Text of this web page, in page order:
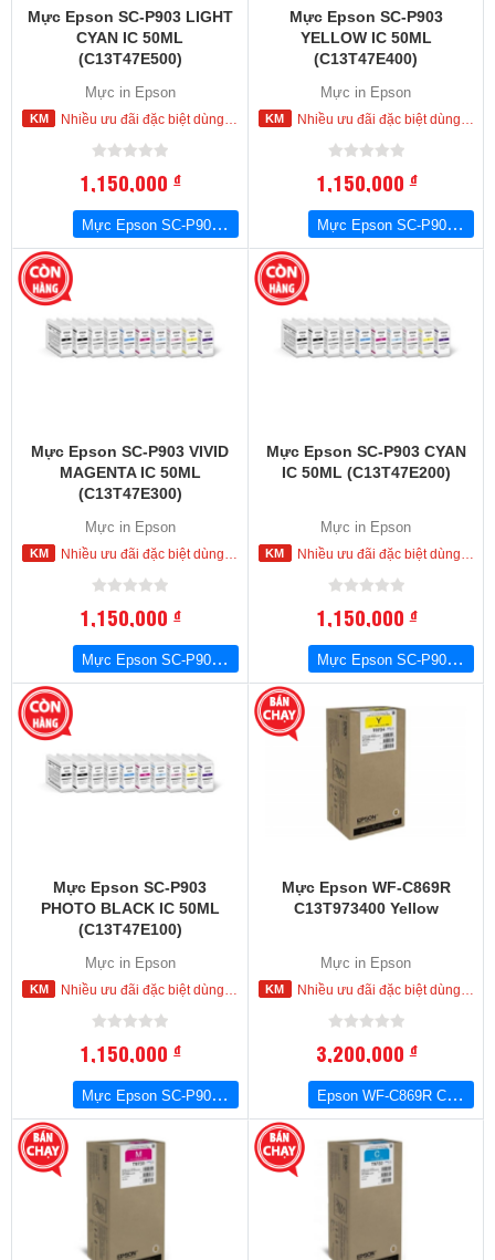
Mực Epson SC-P903 LIGHT
CYAN IC 50ML
(C13T47E500)
Mực in Epson
Nhiều ưu đãi đặc biệt dùng cho khách hàng đặt mua ngay trong hôm nay
1,150,000đ
Mực Epson SC-P903 LIGHT CYAN IC 50ML (C13T47E500)
Mực Epson SC-P903
YELLOW IC 50ML
(C13T47E400)
Mực in Epson
Nhiều ưu đãi đặc biệt dùng cho khách hàng đặt mua ngay trong hôm nay
1,150,000đ
Mực Epson SC-P903 YELLOW IC 50ML (C13T47E400)
Mực Epson SC-P903 VIVID
MAGENTA IC 50ML
(C13T47E300)
Mực in Epson
Nhiều ưu đãi đặc biệt dùng cho khách hàng đặt mua ngay trong hôm nay
1,150,000đ
Mực Epson SC-P903 VIVID MAGENTA IC 50ML (C13T47E300)
Mực Epson SC-P903 CYAN
IC 50ML (C13T47E200)
Mực in Epson
Nhiều ưu đãi đặc biệt dùng cho khách hàng đặt mua ngay trong hôm nay
1,150,000đ
Mực Epson SC-P903 CYAN IC 50ML (C13T47E200)
Mực Epson SC-P903
PHOTO BLACK IC 50ML
(C13T47E100)
Mực in Epson
Nhiều ưu đãi đặc biệt dùng cho khách hàng đặt mua ngay trong hôm nay
1,150,000đ
Mực Epson SC-P903 PHOTO BLACK IC 50ML (C13T47E100)
Mực Epson WF-C869R
C13T973400 Yellow
Mực in Epson
Nhiều ưu đãi đặc biệt dùng cho khách hàng đặt mua ngay trong hôm nay
3,200,000đ
Epson WF-C869R C13T973400 Yellow